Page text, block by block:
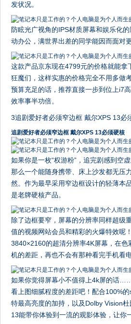
发状况。
防眩光广视角的IPS材质屏幕和娱乐化
动办公，满世界出差的同学能因而面对
这款产品京东现在4799元的价格就能拿
狂魔们，这样实惠的价格完全不用多做
预算充足的话，推荐直接一步到位上i7
效率事半功倍。
3追剧爱好者必须窄边框 戴尔XPS 13必
追剧爱好者必须窄边框 戴尔XPS 13必须硬核
如果你是一枚“权游粉”，追完剧感到空
那么一个能随身携带、床上沙发都无压
然。作为最早采用窄边框设计的轻薄本
是老牌硬核产品。
除了边框要窄，屏幕的分辨率同样超级
值的视频网站会员和精彩的火爆特效呢
3840×2160的超清分辨率4K屏幕，在色
机的差距，再也不会有那种看完手机看
如果你觉得屏幕小不值得上4k屏的话
看上图细腻程度的差距吧！配合100%
特最高亮度的加持，以及Dolby Vision
13能带你体验到一流的观影体验，让你